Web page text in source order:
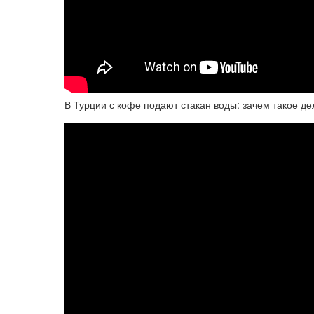
В Турции с кофе подают стакан воды: зачем такое